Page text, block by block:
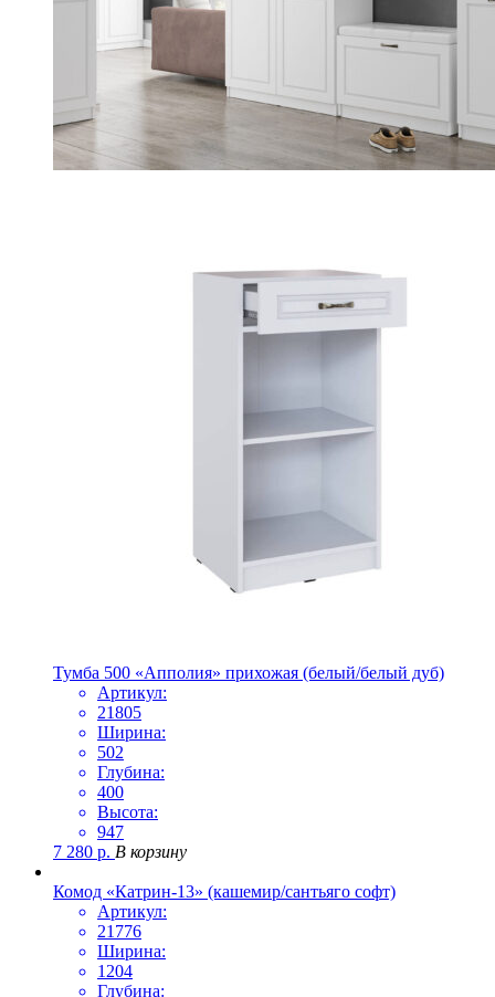
Тумба 500 «Апполия» прихожая (белый/белый дуб)
Артикул:
21805
Ширина:
502
Глубина:
400
Высота:
947
7 280 р. В корзину
Комод «Катрин-13» (кашемир/сантьяго софт)
Артикул:
21776
Ширина:
1204
Глубина: